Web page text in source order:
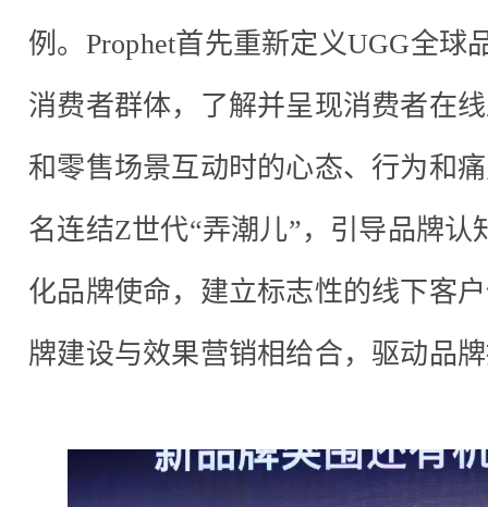
例。Prophet首先重新定义UGG全球
消费者群体，了解并呈现消费者在
和零售场景互动时的心态、行为和
名连结Z世代“弄潮儿”，引导品牌
化品牌使命，建立标志性的线下客
牌建设与效果营销相给合，驱动品